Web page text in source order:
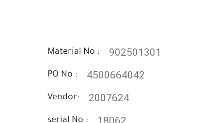
Material No : 902501301
PO No : 4500664042
Vendor: 2007624
serial No : 18062